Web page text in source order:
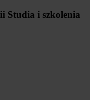
Studia i szkolenia